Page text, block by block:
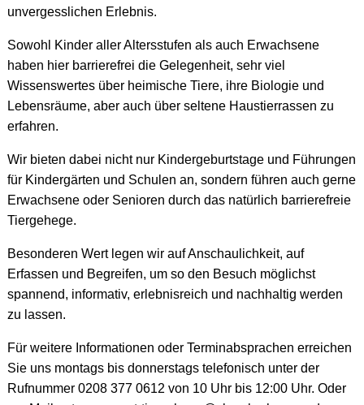
unvergesslichen Erlebnis.
Sowohl Kinder aller Altersstufen als auch Erwachsene
haben hier barrierefrei die Gelegenheit, sehr viel
Wissenswertes über heimische Tiere, ihre Biologie und
Lebensräume, aber auch über seltene Haustierrassen zu
erfahren.
Wir bieten dabei nicht nur Kindergeburtstage und Führungen
für Kindergärten und Schulen an, sondern führen auch gerne
Erwachsene oder Senioren durch das natürlich barrierefreie
Tiergehege.
Besonderen Wert legen wir auf Anschaulichkeit, auf
Erfassen und Begreifen, um so den Besuch möglichst
spannend, informativ, erlebnisreich und nachhaltig werden
zu lassen.
Für weitere Informationen oder Terminabsprachen erreichen
Sie uns montags bis donnerstags telefonisch unter der
Rufnummer 0208 377 0612 von 10 Uhr bis 12:00 Uhr. Oder